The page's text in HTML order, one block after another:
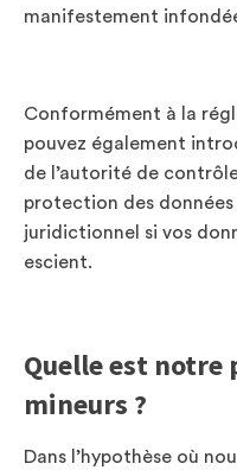
manifestement
Conformément à la
pouvez également
de l’autorité de
protection des
juridictionnel si vos
escient.
Quelle est
mineurs ?
Dans l’hypothèse où